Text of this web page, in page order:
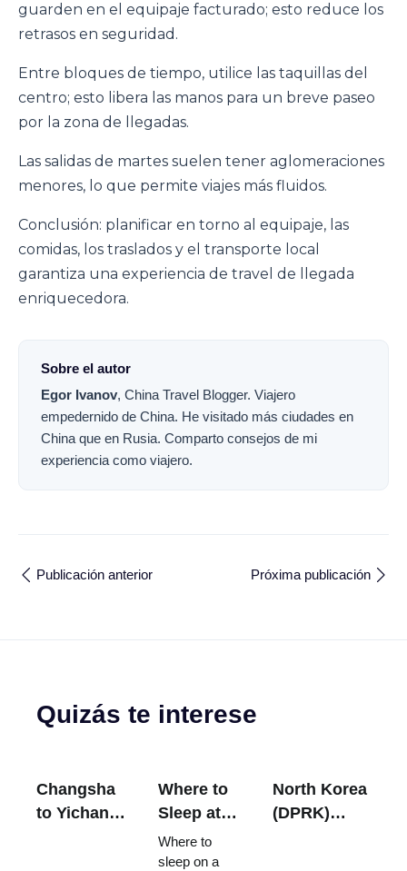
guarden en el equipaje facturado; esto reduce los
retrasos en seguridad.
Entre bloques de tiempo, utilice las taquillas del
centro; esto libera las manos para un breve paseo
por la zona de llegadas.
Las salidas de martes suelen tener aglomeraciones
menores, lo que permite viajes más fluidos.
Conclusión: planificar en torno al equipaje, las
comidas, los traslados y el transporte local
garantiza una experiencia de travel de llegada
enriquecedora.
Sobre el autor
Egor Ivanov, China Travel Blogger. Viajero
empedernido de China. He visitado más ciudades en
China que en Rusia. Comparto consejos de mi
experiencia como viajero.
Publicación anterior Próxima publicación
Quizás te interese
Changsha
to Yichang
Where to
Sleep at
Beijing
Daxing
Where to
sleep on a
North Korea
(DPRK)